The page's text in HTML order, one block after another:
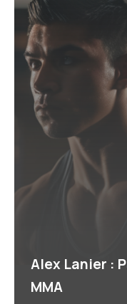
Alex Lanier :
MMA